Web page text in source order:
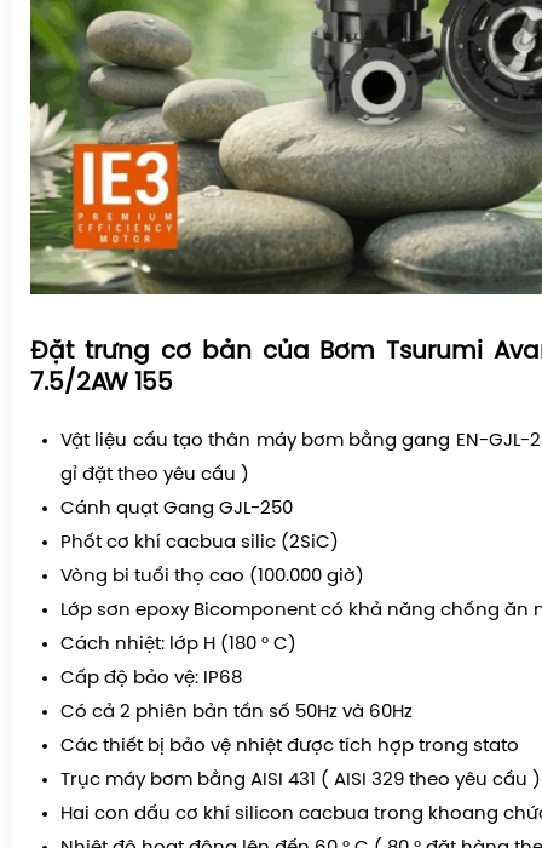
Đặt trưng cơ bản của Bơm Tsurumi
7.5/2AW 155
Vật liệu cấu tạo thân máy bơm bằng gang EN-GJL-
gỉ đặt theo yêu cầu )
Cánh quạt Gang GJL-250
Phốt cơ khí cacbua silic (2SiC)
Vòng bi tuổi thọ cao (100.000 giờ)
Lớp sơn epoxy Bicomponent có khả năng chống ăn
Cách nhiệt: lớp H (180 ° C)
Cấp độ bảo vệ: IP68
Có cả 2 phiên bản tần số 50Hz và 60Hz
Các thiết bị bảo vệ nhiệt được tích hợp trong stato
Trục máy bơm bằng AISI 431 ( AISI 329 theo yêu cầu )
Hai con dấu cơ khí silicon cacbua trong khoang